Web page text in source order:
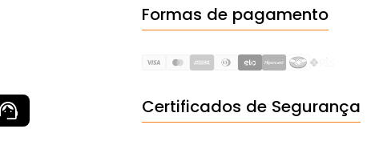
Formas de pagamento
Certificados de Segurança